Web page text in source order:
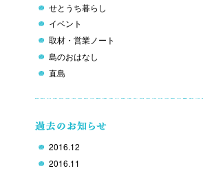
せとうち暮らし
イベント
取材・営業ノート
島のおはなし
直島
2016.12
2016.11